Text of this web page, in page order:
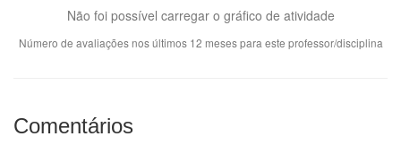
Não foi possível carregar o gráfico de atividade
Número de avaliações nos últimos 12 meses para este professor/disciplina
Comentários